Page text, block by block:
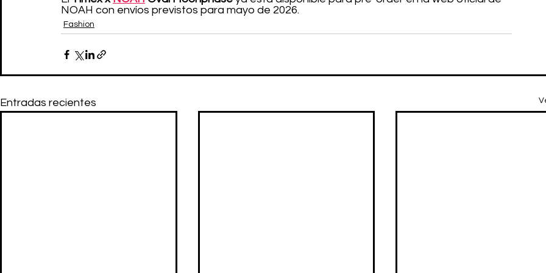
NOAH con envíos previstos para mayo de 2026.
Fashion
Entradas recientes